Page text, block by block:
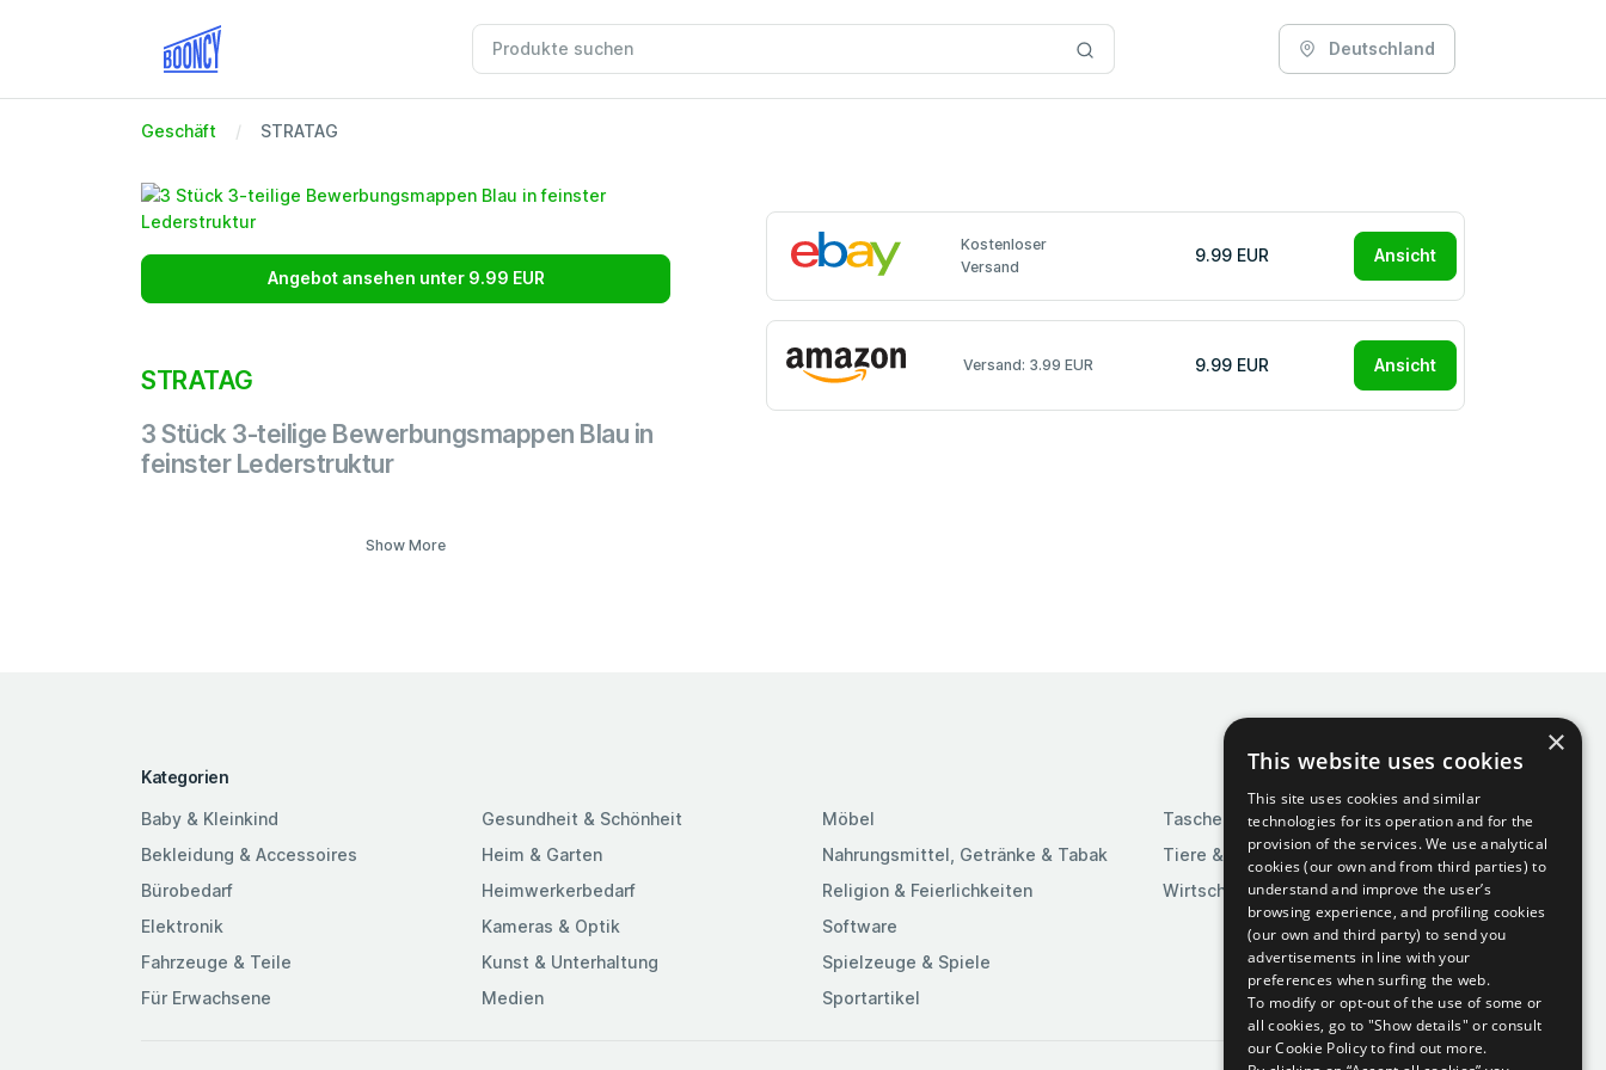
Deutschland
Geschäft STRATAG
Angebot ansehen unter 9.99 EUR
STRATAG
3 Stück 3-teilige Bewerbungsmappen Blau in
feinster Lederstruktur
Show More
Kostenloser
Versand
9.99 EUR Ansicht
Versand: 3.99 EUR 9.99 EUR Ansicht
Kategorien
Baby & Kleinkind
Bekleidung & Accessoires
Bürobedarf
Elektronik
Fahrzeuge & Teile
Für Erwachsene
Gesundheit & Schönheit
Heim & Garten
Heimwerkerbedarf
Kameras & Optik
Kunst & Unterhaltung
Medien
Möbel
Nahrungsmittel, Getränke & Tabak
Religion & Feierlichkeiten
Software
Spielzeuge & Spiele
Sportartikel
Taschen & Gepäck
Tiere & Tierbedarf
Wirtschaft & Industrie
×
This website uses cookies
This site uses cookies and similar
technologies for its operation and for the
provision of the services. We use analytical
cookies (our own and from third parties) to
understand and improve the user’s
browsing experience, and profiling cookies
(our own and third party) to send you
advertisements in line with your
preferences when surfing the web.
To modify or opt-out of the use of some or
all cookies, go to "Show details" or consult
our Cookie Policy to find out more.